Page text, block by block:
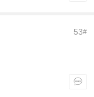
53#